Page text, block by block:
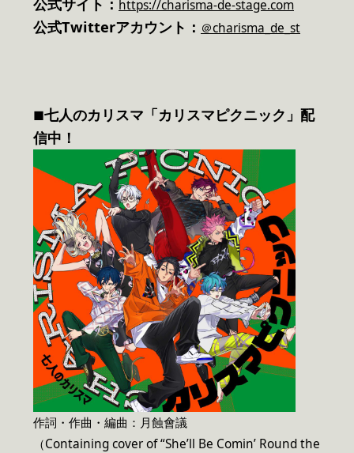
公式サイト： https://charisma-de-stage.com
公式Twitterアカウント： ＠charisma_de_st
■七人のカリスマ「カリスマピクニック」配
信中！
作詞・作曲・編曲：月蝕會議
（Containing cover of “She’ll Be Comin’ Round the